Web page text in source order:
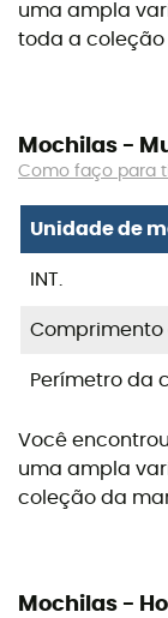
uma ampla
toda a
Mochilas -
Como faço para
Unidade de
INT.
Perímetro da
Você
uma ampla
coleção da
Mochilas -